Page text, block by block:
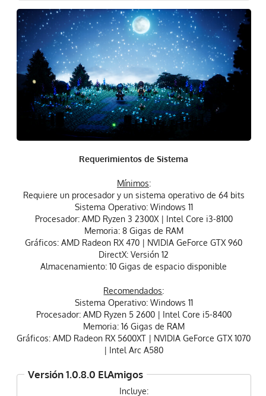
Requerimientos de Sistema
Mínimos:
Requiere un procesador y un sistema operativo de 64 bits
Sistema Operativo: Windows 11
Procesador: AMD Ryzen 3 2300X | Intel Core i3-8100
Memoria: 8 Gigas de RAM
Gráficos: AMD Radeon RX 470 | NVIDIA GeForce GTX 960
DirectX: Versión 12
Almacenamiento: 10 Gigas de espacio disponible
Recomendados:
Sistema Operativo: Windows 11
Procesador: AMD Ryzen 5 2600 | Intel Core i5-8400
Memoria: 16 Gigas de RAM
Gráficos: AMD Radeon RX 5600XT | NVIDIA GeForce GTX 1070
| Intel Arc A580
Versión 1.0.8.0 ElAmigos
Incluye: